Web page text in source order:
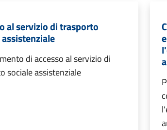
al servizio di trasporto
di accesso al servizio di
sociale assistenziale